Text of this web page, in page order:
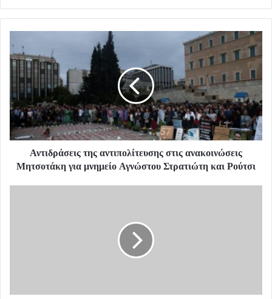
Αντιδράσεις της αντιπολίτευσης στις ανακοινώσεις
Μητσοτάκη για μνημείο Αγνώστου Στρατιώτη και Ρούτσι